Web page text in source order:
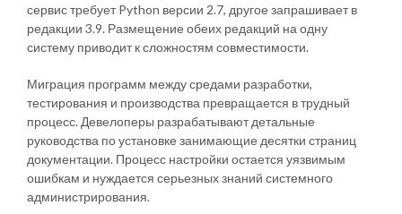
сервис требует Python версии 2.7, другое запрашивает в
редакции 3.9. Размещение обеих редакций на одну
систему приводит к сложностям совместимости.
Миграция программ между средами разработки,
тестирования и производства превращается в трудный
процесс. Девелоперы разрабатывают детальные
руководства по установке занимающие десятки страниц
документации. Процесс настройки остается уязвимым
ошибкам и нуждается серьезных знаний системного
администрирования.